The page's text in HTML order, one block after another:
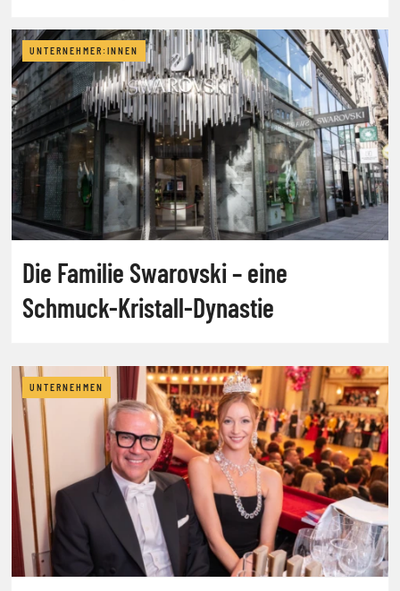
UNTERNEHMER:INNEN
Die Familie Swarovski – eine
Schmuck-Kristall-Dynastie
UNTERNEHMEN